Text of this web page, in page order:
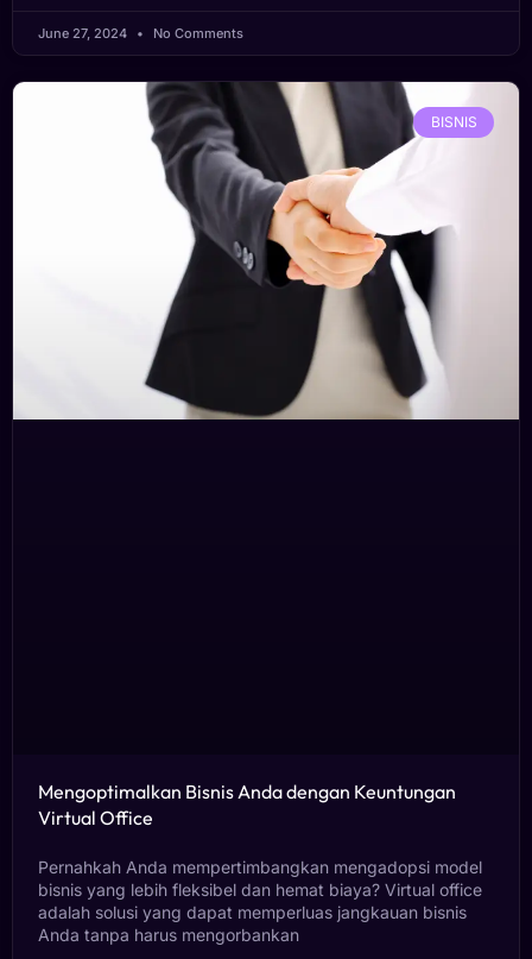
June 27, 2024 No Comments
BISNIS
Mengoptimalkan Bisnis Anda dengan Keuntungan
Virtual Office
Pernahkah Anda mempertimbangkan mengadopsi model
bisnis yang lebih fleksibel dan hemat biaya? Virtual office
adalah solusi yang dapat memperluas jangkauan bisnis
Anda tanpa harus mengorbankan